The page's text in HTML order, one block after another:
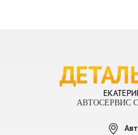
АВТОСЕРВИС